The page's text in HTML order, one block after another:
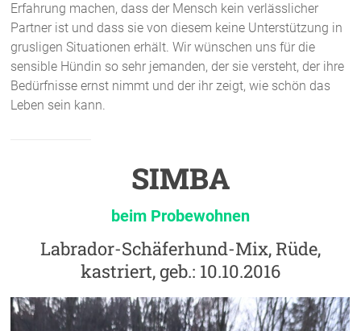
Erfahrung machen, dass der Mensch kein verlässlicher
Partner ist und dass sie von diesem keine Unterstützung in
grusligen Situationen erhält. Wir wünschen uns für die
sensible Hündin so sehr jemanden, der sie versteht, der ihre
Bedürfnisse ernst nimmt und der ihr zeigt, wie schön das
Leben sein kann.
SIMBA
beim Probewohnen
Labrador-Schäferhund-Mix, Rüde,
kastriert, geb.: 10.10.2016